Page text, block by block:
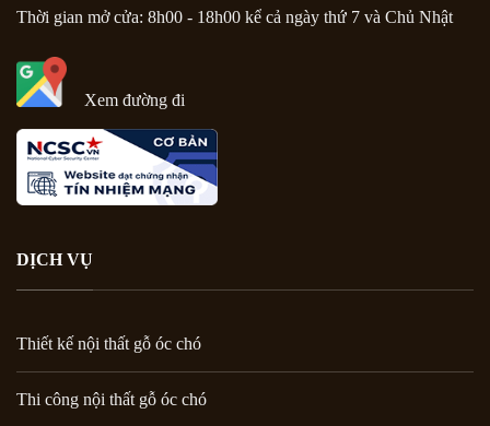
Thời gian mở cửa: 8h00 - 18h00 kể cả ngày thứ 7 và Chủ Nhật
Xem đường đi
DỊCH VỤ
Thiết kế nội thất gỗ óc chó
Thi công nội thất gỗ óc chó